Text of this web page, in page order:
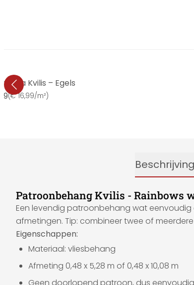
Kvilis – Egels
(€ 16,99/m²)
Beschrijving
Patroonbehang Kvilis - Rainbows
Een levendig patroonbehang wat eenvoudig
afmetingen. Tip: combineer twee of
Eigenschappen:
Materiaal: vliesbehang
Afmeting 0,48 x 5,28 m of 0,48 x 10,08 m